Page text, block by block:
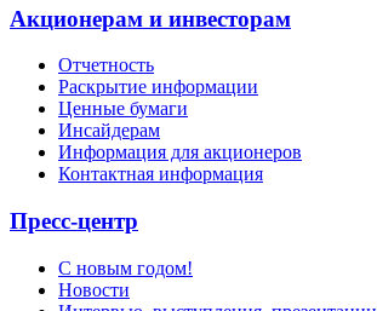
Акционерам и инвесторам
Отчетность
Раскрытие информации
Ценные бумаги
Инсайдерам
Информация для акционеров
Контактная информация
Пресс-центр
С новым годом!
Новости